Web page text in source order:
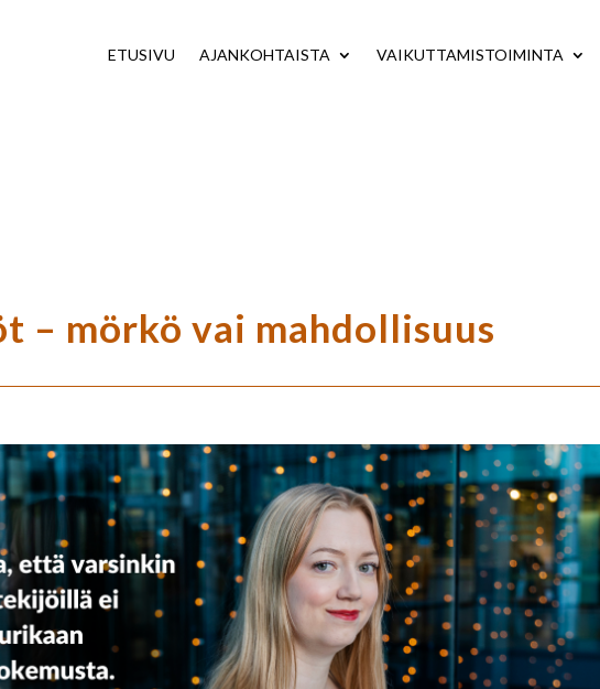
ETUSIVU AJANKOHTAISTA VAIKUTTAMISTOIMINTA
– mörkö vai mahdollisuus